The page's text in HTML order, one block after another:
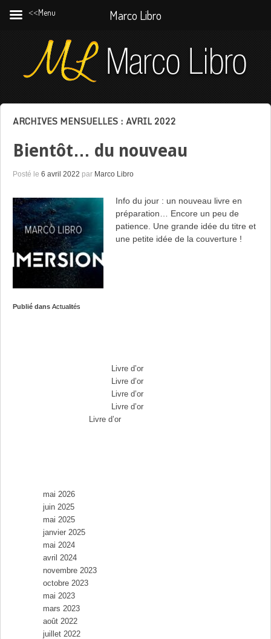
ARCHIVES MENSUELLES : AVRIL 2022
Bientôt… du nouveau
Posté le 6 avril 2022 par Marco Libro
Info du jour : un nouveau livre en
préparation… Encore un peu de
patience. Une grande idée du titre et
une petite idée de la couverture !
Publié dans Actualités
Livre d’or
Livre d’or
Livre d’or
Livre d’or
Livre d’or
mai 2026
juin 2025
mai 2025
janvier 2025
mai 2024
avril 2024
novembre 2023
octobre 2023
mai 2023
mars 2023
août 2022
juillet 2022
˂˂Menu Marco Libro